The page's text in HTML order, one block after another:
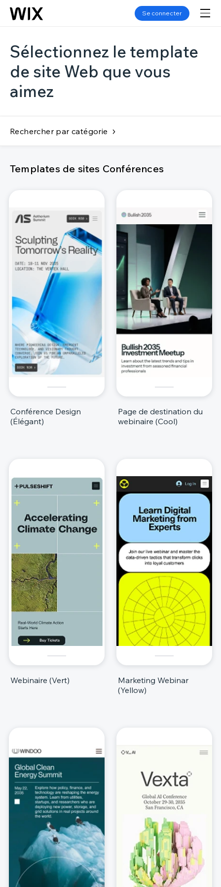
Se connecter
Sélectionnez le template
de site Web que vous
aimez
Rechercher par catégorie
Templates de sites Conférences
Conférence Design
(Élégant)
Page de destination du
webinaire (Cool)
Webinaire (Vert)
Marketing Webinar
(Yellow)